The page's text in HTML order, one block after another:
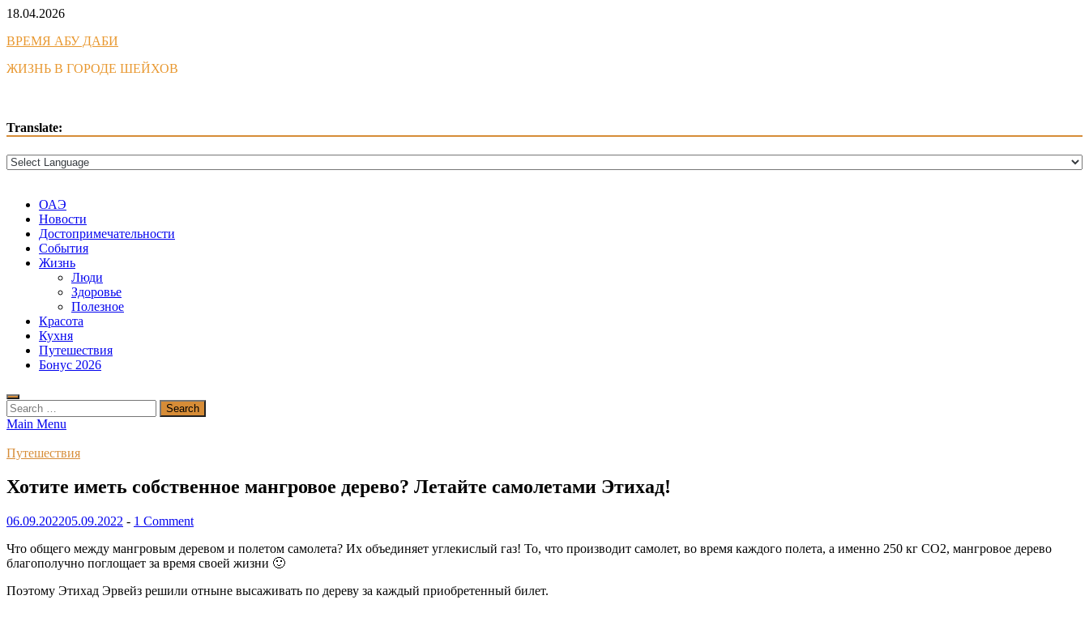
Skip
content
18.04.2026
ВРЕМЯ АБУ ДАБИ
ЖИЗНЬ В ГОРОДЕ ШЕЙХОВ
Translate:
ОАЭ
Новости
Достопримечательности
События
Жизнь
Люди
Здоровье
Полезное
Красота
Кухня
Путешествия
Бонус 2026
Search
for:
Main Menu
Путешествия
Хотите иметь собственное мангровое дерево? Летайте самолетами Этихад!
06.09.202205.09.2022 - 1 Comment
Что общего между мангровым деревом и полетом самолета? Их объединяет углекислый газ! То, что производит самолет, во время каждого полета, а именно 250 кг CO2, мангровое дерево
благополучно поглощает за время своей жизни 🙂
Поэтому Этихад Эрвейз решили отныне высаживать по дереву за каждый приобретенный билет.